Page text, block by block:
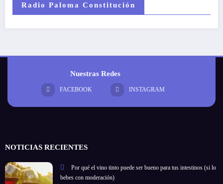
Radio Paloma Constitución
Nuestras Redes
FACEBOOK INSTAGRAM
NOTICIAS RECIENTES
Por qué el vino tinto puede ser bueno para tus intestinos (si lo
bebes con moderación)